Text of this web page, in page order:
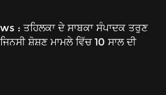
: ਤਹਿਲਕਾ ਦੇ ਸਾਬਕਾ ਸੰਪਾਦਕ ਤਰੁਣ
ਸ਼ੋਸ਼ਣ ਮਾਮਲੇ ਵਿੱਚ 10 ਸਾਲ ਦੀ